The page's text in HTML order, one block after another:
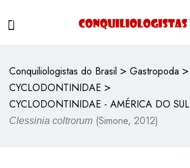
Conquiliologistas do Brasil > Gastropoda >
CYCLODONTINIDAE >
CYCLODONTINIDAE - AMÉRICA DO SUL
Clessinia coltrorum (Simone, 2012)